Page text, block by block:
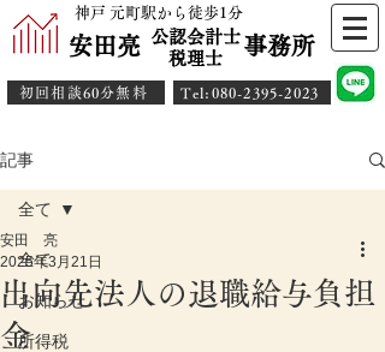
神戸 元町駅から徒歩1分
安田亮 事務所
公認会計士
​税理士
初回相談60分無料 ​Tel:080-2395-2023
記事
全て
お知らせ
所得税
全て
出向先法人の退職給与負担
金
安田 亮
2025年3月21日